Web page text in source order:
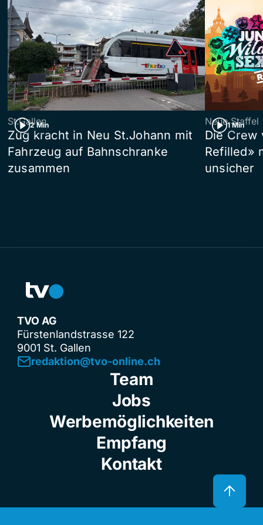
2 Min
St.Gallen
Zug kracht in Neu St.Johann mit
Fahrzeug auf Bahnschranke
zusammen
1 Min
Neue Staffel
Die Crew
Refilled»
unsicher
TVO AG
Fürstenlandstrasse 122
9001 St. Gallen
redaktion@tvo-online.ch
Team
Jobs
Werbemöglichkeiten
Empfang
Kontakt